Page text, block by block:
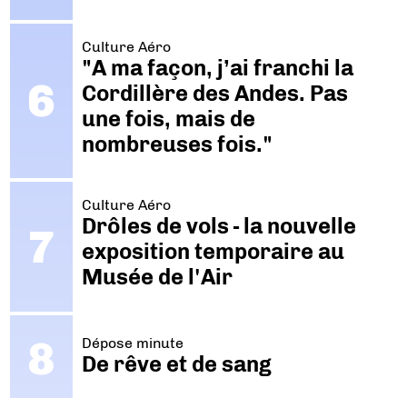
Culture Aéro
"A ma façon, j’ai franchi la
Cordillère des Andes. Pas
une fois, mais de
nombreuses fois."
Culture Aéro
Drôles de vols - la nouvelle
exposition temporaire au
Musée de l'Air
Dépose minute
De rêve et de sang